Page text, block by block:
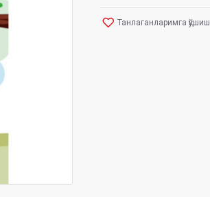
Танлаганларимга қўшиш